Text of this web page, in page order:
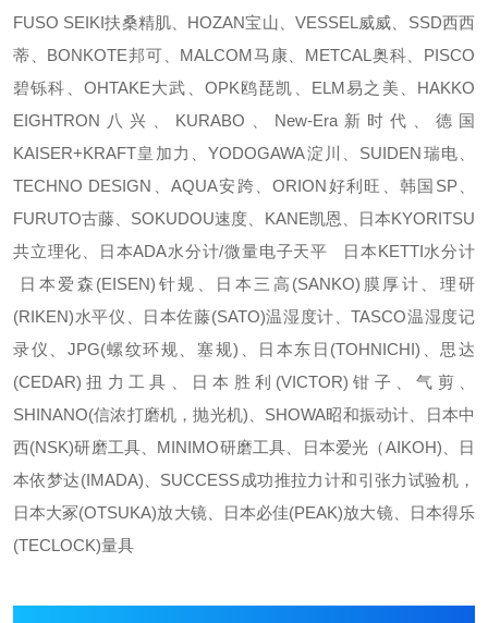
FUSO SEIKI扶桑精肌、HOZAN宝山、VESSEL威威、SSD西西
蒂、BONKOTE邦可、MALCOM马康、METCAL奥科、PISCO
碧铄科、OHTAKE大武、OPK鸥琵凯、ELM易之美、HAKKO
EIGHTRON八兴、KURABO、New-Era新时代、德国
KAISER+KRAFT皇加力、YODOGAWA淀川、SUIDEN瑞电、
TECHNO DESIGN、AQUA安跨、ORION好利旺、韩国SP、
FURUTO古藤、SOKUDOU速度、KANE凯恩、日本KYORITSU
共立理化、日本ADA水分计/微量电子天平 日本KETTI水分计
日本爱森(EISEN)针规、日本三高(SANKO)膜厚计、理研
(RIKEN)水平仪、日本佐藤(SATO)温湿度计、TASCO温湿度记
录仪、JPG(螺纹环规、塞规)、日本东日(TOHNICHI)、思达
(CEDAR)扭力工具、日本胜利(VICTOR)钳子、气剪、
SHINANO(信浓打磨机，抛光机)、SHOWA昭和振动计、日本中
西(NSK)研磨工具、MINIMO研磨工具、日本爱光（AIKOH)、日
本依梦达(IMADA)、SUCCESS成功推拉力计和引张力试验机，
日本大冢(OTSUKA)放大镜、日本必佳(PEAK)放大镜、日本得乐
(TECLOCK)量具